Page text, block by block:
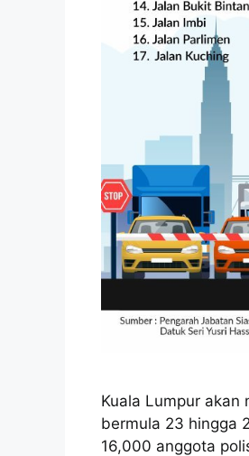
Kuala Lumpur
bermula 23 hingga
16,000 anggota